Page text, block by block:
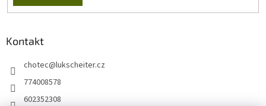
Kontakt
chotec@lukscheiter.cz
774008578
602352308